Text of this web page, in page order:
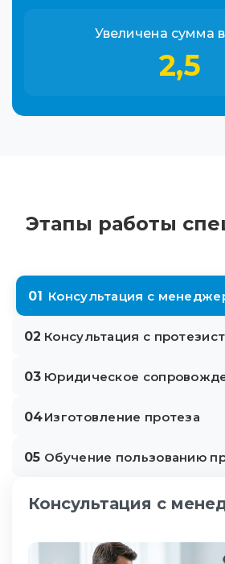
Увеличена сумма
2,5
Этапы работы
01 Консультация с
02 Консультация с
03 Юридическое
04Изготовление протеза
05 Обучение пользованию
Консультация с